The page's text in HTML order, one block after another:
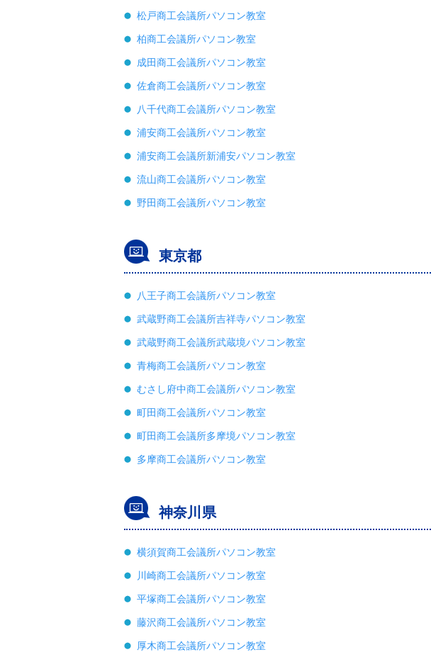
松戸商工会議所パソコン教室
柏商工会議所パソコン教室
成田商工会議所パソコン教室
佐倉商工会議所パソコン教室
八千代商工会議所パソコン教室
浦安商工会議所パソコン教室
浦安商工会議所新浦安パソコン教室
流山商工会議所パソコン教室
野田商工会議所パソコン教室
東京都
八王子商工会議所パソコン教室
武蔵野商工会議所吉祥寺パソコン教室
武蔵野商工会議所武蔵境パソコン教室
青梅商工会議所パソコン教室
むさし府中商工会議所パソコン教室
町田商工会議所パソコン教室
町田商工会議所多摩境パソコン教室
多摩商工会議所パソコン教室
神奈川県
横須賀商工会議所パソコン教室
川崎商工会議所パソコン教室
平塚商工会議所パソコン教室
藤沢商工会議所パソコン教室
厚木商工会議所パソコン教室